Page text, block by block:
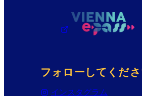
フォローしてくださ
インスタグラム